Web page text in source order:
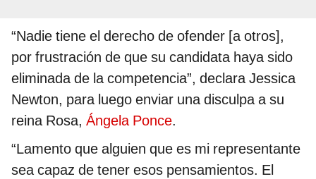
“Nadie tiene el derecho de ofender [a otros],
por frustración de que su candidata haya sido
eliminada de la competencia”, declara Jessica
Newton, para luego enviar una disculpa a su
reina Rosa, Ángela Ponce.
“Lamento que alguien que es mi representante
sea capaz de tener esos pensamientos. El